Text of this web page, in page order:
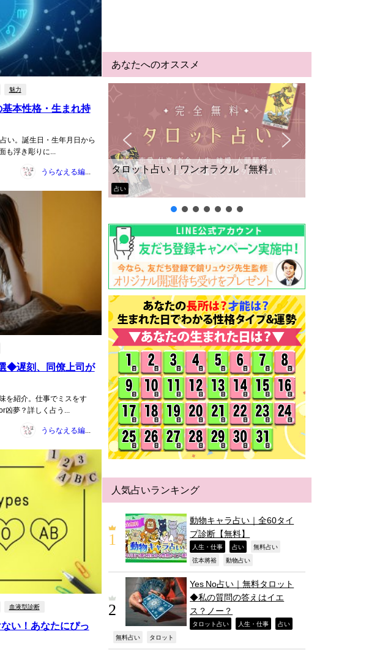
魅力
本性格・生まれ持
い。誕生日・生年月日から
も浮き彫りに...
◆遅刻、同僚上司が
を紹介。仕事でミスをす
夢？詳しく占う...
血液型診断
い！あなたにぴっ
あなたへのオススメ
タロット占い｜ワンオラクル『無料』
占い
人気占いランキング
動物キャラ占い｜全60タイ
プ診断【無料】
人生・仕事 占い 無料占い
弦本將裕 動物占い
Yes No占い｜無料タロット
◆私の質問の答えはイエ
ス？ノー？
タロット占い 人生・仕事 占い
無料占い タロット